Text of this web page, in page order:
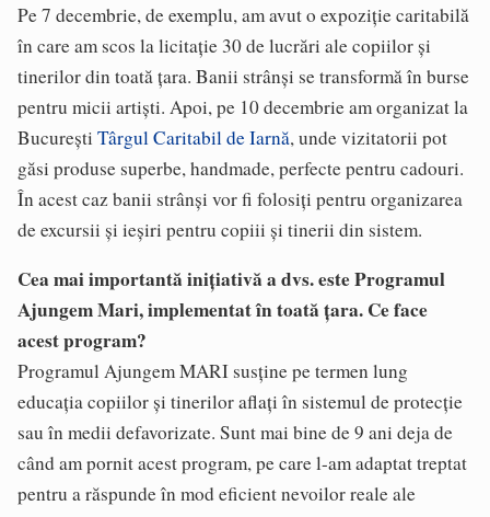
Pe 7 decembrie, de exemplu, am avut o expoziţie caritabilă
în care am scos la licitaţie 30 de lucrări ale copiilor şi
tinerilor din toată ţara. Banii strânși se transformă în burse
pentru micii artiști. Apoi, pe 10 decembrie am organizat la
Bucureşti Târgul Caritabil de Iarnă, unde vizitatorii pot
găsi produse superbe, handmade, perfecte pentru cadouri.
În acest caz banii strânşi vor fi folosiţi pentru organizarea
de excursii şi ieşiri pentru copiii şi tinerii din sistem.
Cea mai importantă inițiativă a dvs. este Programul
Ajungem Mari, implementat în toată țara. Ce face
acest program?
Programul Ajungem MARI susţine pe termen lung
educaţia copiilor şi tinerilor aflaţi în sistemul de protecţie
sau în medii defavorizate. Sunt mai bine de 9 ani deja de
când am pornit acest program, pe care l-am adaptat treptat
pentru a răspunde în mod eficient nevoilor reale ale